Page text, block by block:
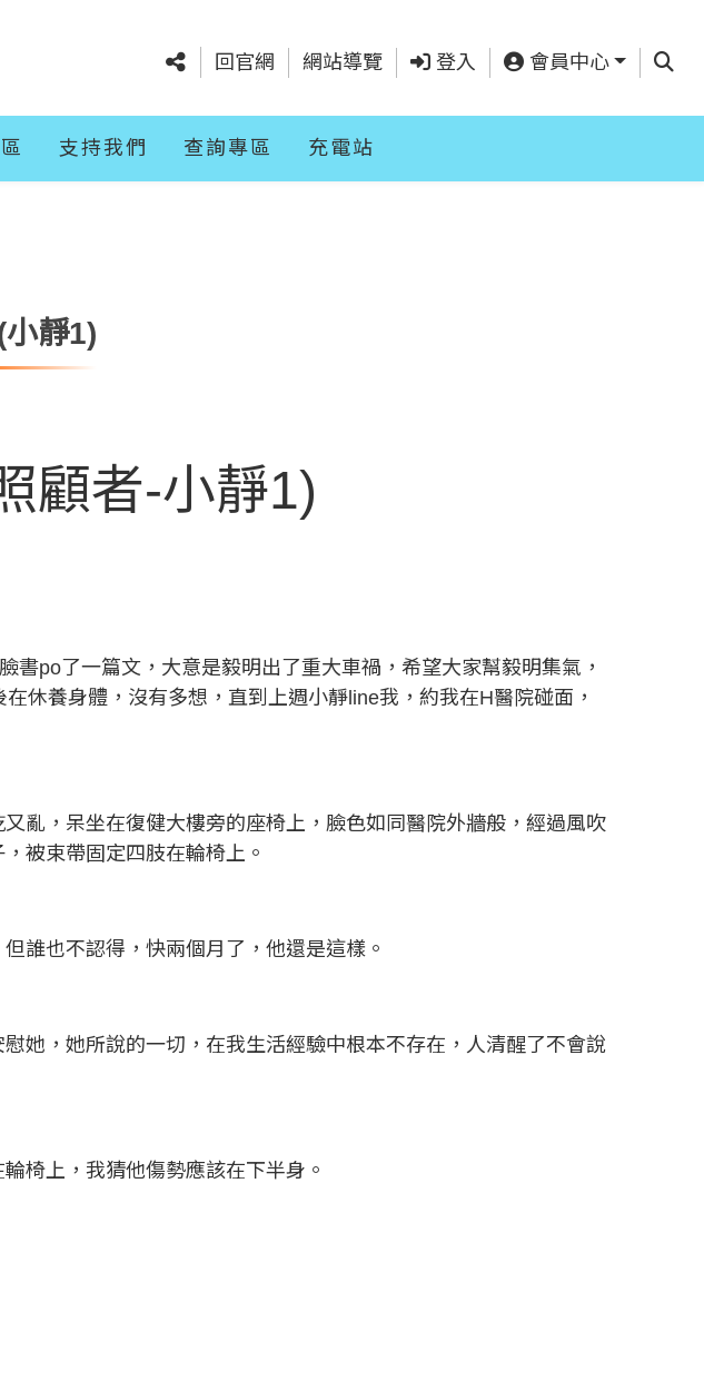
回官網 網站導覽 登入 會員中心 查詢
支持我們 查詢專區 充電站
靜1)
顧者-小靜1)
po了一篇文，大意是毅明出了重大車禍，希望大家幫毅明集氣，
休養身體，沒有多想，直到上週小靜line我，約我在H醫院碰面，
亂，呆坐在復健大樓旁的座椅上，臉色如同醫院外牆般，經過風吹
被束帶固定四肢在輪椅上。
誰也不認得，快兩個月了，他還是這樣。
她，她所說的一切，在我生活經驗中根本不存在，人清醒了不會說
椅上，我猜他傷勢應該在下半身。